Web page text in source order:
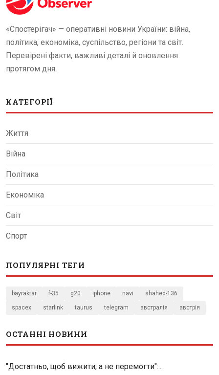
«Спостерігач» — оперативні новини України: війна,
політика, економіка, суспільство, регіони та світ.
Перевірені факти, важливі деталі й оновлення
протягом дня.
КАТЕГОРІЇ
Життя
Війна
Політика
Економіка
Світ
Спорт
ПОПУЛЯРНІ ТЕГИ
bayraktar f-35 g20 iphone navi shahed-136
spacex starlink taurus telegram австралія австрія
ОСТАННІ НОВИНИ
"Достатньо, щоб вижити, а не перемогти":...